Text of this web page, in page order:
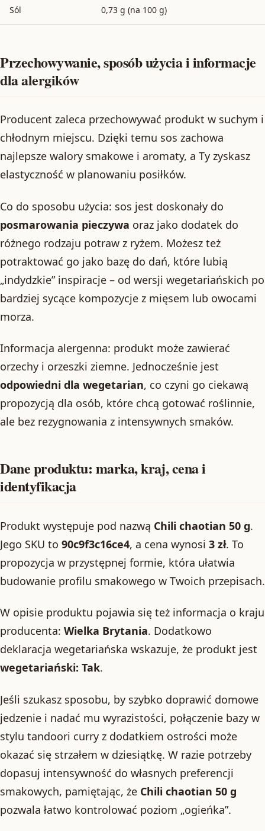
Sól 0,73 g (na 100 g)
Przechowywanie, sposób użycia i informacje
dla alergików
Producent zaleca przechowywać produkt w suchym i
chłodnym miejscu. Dzięki temu sos zachowa
najlepsze walory smakowe i aromaty, a Ty zyskasz
elastyczność w planowaniu posiłków.
Co do sposobu użycia: sos jest doskonały do
posmarowania pieczywa oraz jako dodatek do
różnego rodzaju potraw z ryżem. Możesz też
potraktować go jako bazę do dań, które lubią
„indydzkie” inspiracje – od wersji wegetariańskich po
bardziej sycące kompozycje z mięsem lub owocami
morza.
Informacja alergenna: produkt może zawierać
orzechy i orzeszki ziemne. Jednocześnie jest
odpowiedni dla wegetarian, co czyni go ciekawą
propozycją dla osób, które chcą gotować roślinnie,
ale bez rezygnowania z intensywnych smaków.
Dane produktu: marka, kraj, cena i
identyfikacja
Produkt występuje pod nazwą Chili chaotian 50 g.
Jego SKU to 90c9f3c16ce4, a cena wynosi 3 zł. To
propozycja w przystępnej formie, która ułatwia
budowanie profilu smakowego w Twoich przepisach.
W opisie produktu pojawia się też informacja o kraju
producenta: Wielka Brytania. Dodatkowo
deklaracja wegetariańska wskazuje, że produkt jest
wegetariański: Tak.
Jeśli szukasz sposobu, by szybko doprawić domowe
jedzenie i nadać mu wyrazistości, połączenie bazy w
stylu tandoori curry z dodatkiem ostrości może
okazać się strzałem w dziesiątkę. W razie potrzeby
dopasuj intensywność do własnych preferencji
smakowych, pamiętając, że Chili chaotian 50 g
pozwala łatwo kontrolować poziom „ogieńka”.